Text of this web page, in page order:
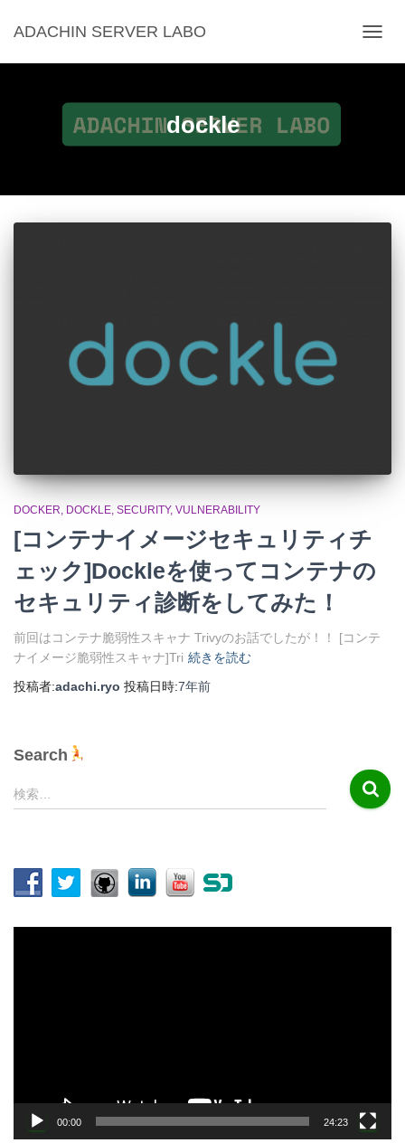
ADACHIN SERVER LABO
ビ
dockle
DOCKER DOCKLE SECURITY VULNERABILITY
[コンテナイメージセキュリティチ
ェック]Dockleを使ってコンテナの
セキュリティ診断をしてみた！
前回はコンテナ脆弱性スキャナ Trivyのお話でしたが！！ [コンテ
ナイメージ脆弱性スキャナ]Tri 続きを読む
投稿者:adachi.ryo 投稿日時:7年前
Search
検
索
検索…
00:00 24:23